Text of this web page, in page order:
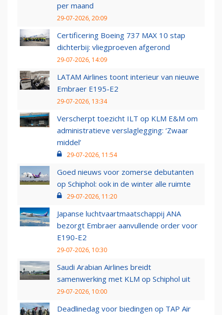
per maand
29-07-2026, 20:09
Certificering Boeing 737 MAX 10 stap
dichterbij: vliegproeven afgerond
29-07-2026, 14:09
LATAM Airlines toont interieur van nieuwe
Embraer E195-E2
29-07-2026, 13:34
Verscherpt toezicht ILT op KLM E&M om
administratieve verslaglegging: ‘Zwaar
middel’
29-07-2026, 11:54
Goed nieuws voor zomerse debutanten
op Schiphol: ook in de winter alle ruimte
29-07-2026, 11:20
Japanse luchtvaartmaatschappij ANA
bezorgt Embraer aanvullende order voor
E190-E2
29-07-2026, 10:30
Saudi Arabian Airlines breidt
samenwerking met KLM op Schiphol uit
29-07-2026, 10:00
Deadlinedag voor biedingen op TAP Air